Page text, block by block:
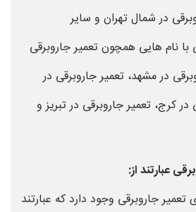
در شمال تهران و سایر
با نام هایی همچون تعمیر جاروبرقی
در مشهد، تعمیر جاروبرقی در
در کرج، تعمیر جاروبرقی در تبریز و
عبارتند از:
جاروبرقی وجود دارد که عبارتند